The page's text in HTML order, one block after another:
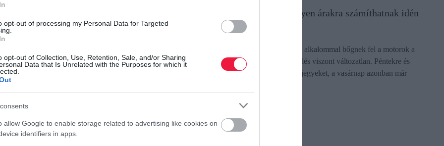
opt-out of processing my Personal Data for Targeted
opt-out of Collection, Use, Retention, Sale, and/or Sharing
Data that Is Unrelated with the Purposes for which it
allow Google to enable storage related to advertising like cookies on
identifiers in apps.
illegális gyógyszert foglaltak le
Rendőr-főkapitányság közös munkacsoportot
kapcsoltak le. EgyAradrólvisszaérkezett
milliárd forint értékben.
Hungaroring 2026: ilyen árakra számíthatnak idén
a fanok
Július utolsó hétvégéjén 40. alkalommal bőgnek fel a motorok a
Hungaroringen, az érdeklődés viszont változatlan. Péntekre és
szombatra még találhatunk jegyeket, a vasárnap azonban már